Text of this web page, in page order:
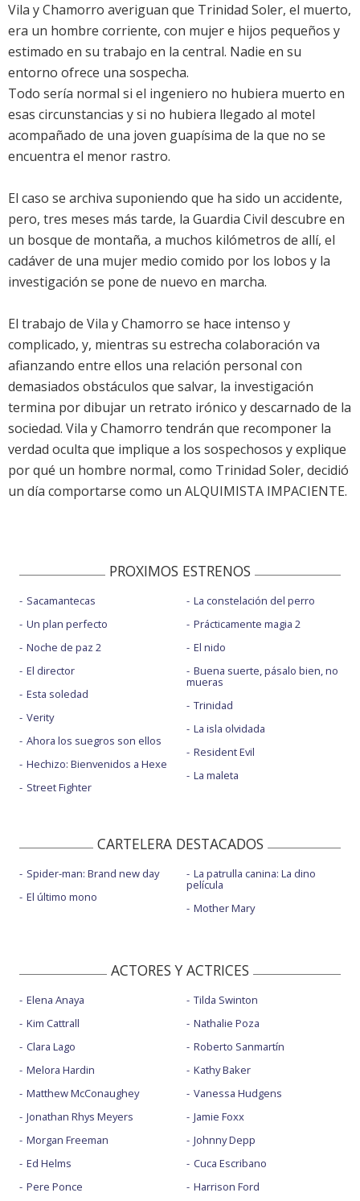
Vila y Chamorro averiguan que Trinidad Soler, el muerto,
era un hombre corriente, con mujer e hijos pequeños y
estimado en su trabajo en la central. Nadie en su
entorno ofrece una sospecha.
Todo sería normal si el ingeniero no hubiera muerto en
esas circunstancias y si no hubiera llegado al motel
acompañado de una joven guapísima de la que no se
encuentra el menor rastro.
El caso se archiva suponiendo que ha sido un accidente,
pero, tres meses más tarde, la Guardia Civil descubre en
un bosque de montaña, a muchos kilómetros de allí, el
cadáver de una mujer medio comido por los lobos y la
investigación se pone de nuevo en marcha.
El trabajo de Vila y Chamorro se hace intenso y
complicado, y, mientras su estrecha colaboración va
afianzando entre ellos una relación personal con
demasiados obstáculos que salvar, la investigación
termina por dibujar un retrato irónico y descarnado de la
sociedad. Vila y Chamorro tendrán que recomponer la
verdad oculta que implique a los sospechosos y explique
por qué un hombre normal, como Trinidad Soler, decidió
un día comportarse como un ALQUIMISTA IMPACIENTE.
PROXIMOS ESTRENOS
Sacamantecas
Un plan perfecto
Noche de paz 2
El director
Esta soledad
Verity
Ahora los suegros son ellos
Hechizo: Bienvenidos a Hexe
Street Fighter
La constelación del perro
Prácticamente magia 2
El nido
Buena suerte, pásalo bien, no
mueras
Trinidad
La isla olvidada
Resident Evil
La maleta
CARTELERA DESTACADOS
Spider-man: Brand new day
El último mono
La patrulla canina: La dino
película
Mother Mary
ACTORES Y ACTRICES
Elena Anaya
Kim Cattrall
Clara Lago
Melora Hardin
Matthew McConaughey
Jonathan Rhys Meyers
Morgan Freeman
Ed Helms
Pere Ponce
Tilda Swinton
Nathalie Poza
Roberto Sanmartín
Kathy Baker
Vanessa Hudgens
Jamie Foxx
Johnny Depp
Cuca Escribano
Harrison Ford